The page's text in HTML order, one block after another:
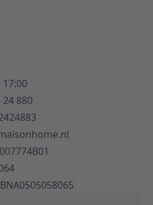
17:00
24 880